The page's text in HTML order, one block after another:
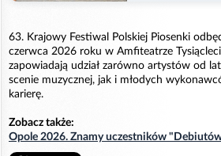
63. Krajowy Festiwal Polskiej Piosenki
czerwca 2026 roku w Amfiteatrze
zapowiadają udział zarówno artystów od
scenie muzycznej, jak i młodych
karierę.
Zobacz także:
Opole 2026. Znamy uczestników